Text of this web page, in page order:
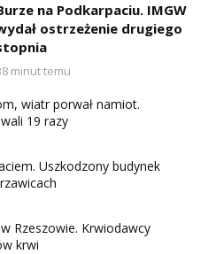
na Podkarpaciu. IMGW
ostrzeżenie drugiego
minut temu
wiatr porwał namiot.
19 razy
Uszkodzony budynek
Rzeszowie. Krwiodawcy
krwi